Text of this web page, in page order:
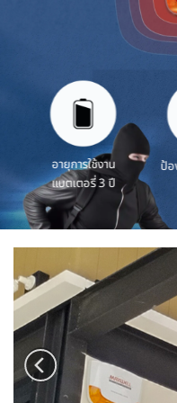
อายุการใช้งาน
แบตเตอรี่ 3 ปี
ป้อ